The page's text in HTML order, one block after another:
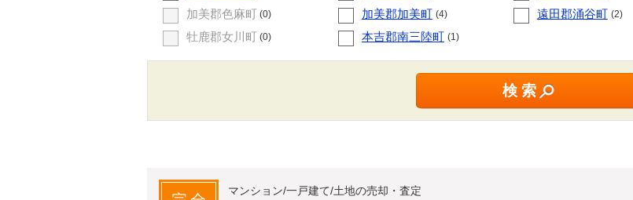
加美郡色麻町 (0) 加美郡加美町 (4) 遠田郡涌谷町 (2)
牡鹿郡女川町 (0) 本吉郡南三陸町 (1)
マンション/一戸建て/土地の売却・査定